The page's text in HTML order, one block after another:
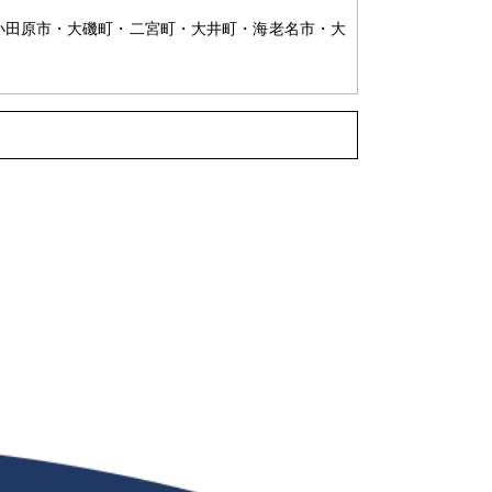
原市・大磯町・二宮町・大井町・海老名市・大